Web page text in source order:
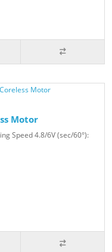
Motor
Speed 4.8/6V (sec/60°):